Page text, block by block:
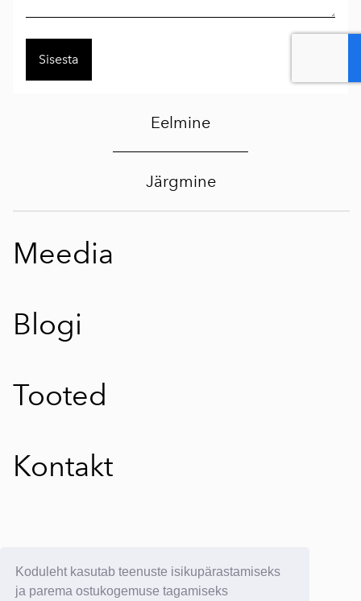
Koduleht kasutab teenuste isikupärastamiseks
ja parema ostukogemuse tagamiseks
Eelmine
Järgmine
Meedia
Blogi
Tooted
Kontakt
E-postituvi: info@yllatavkreeta.ee